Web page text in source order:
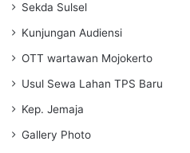
Sekda Sulsel
Kunjungan Audiensi
OTT wartawan Mojokerto
Usul Sewa Lahan TPS Baru
Kep. Jemaja
Gallery Photo